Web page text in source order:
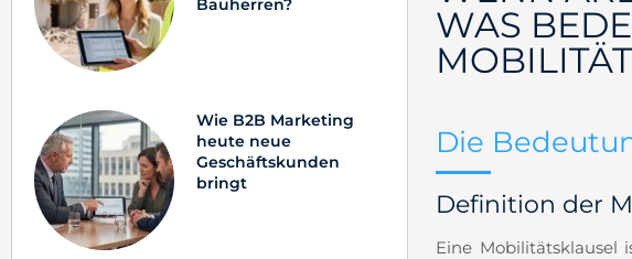
Wie B2B Marketing
heute neue
Geschäftskunden
bringt
WAS
Die
Definition der
Eine Mobilitätsklausel